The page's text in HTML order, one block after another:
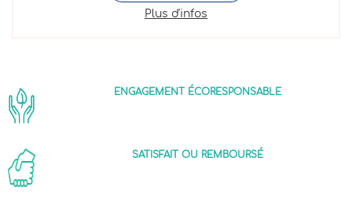
Plus d'infos
ENGAGEMENT ÉCORESPONSABLE
SATISFAIT OU REMBOURSÉ